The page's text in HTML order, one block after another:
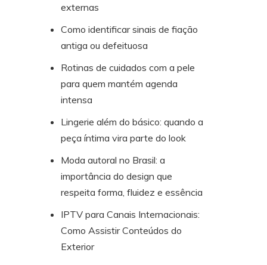
externas
Como identificar sinais de fiação
antiga ou defeituosa
Rotinas de cuidados com a pele
para quem mantém agenda
intensa
Lingerie além do básico: quando a
peça íntima vira parte do look
Moda autoral no Brasil: a
importância do design que
respeita forma, fluidez e essência
IPTV para Canais Internacionais:
Como Assistir Conteúdos do
Exterior